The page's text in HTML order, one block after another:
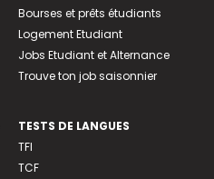
Bourses et prêts étudiants
Logement Etudiant
Jobs Etudiant et Alternance
Trouve ton job saisonnier
TESTS DE LANGUES
TFI
TCF